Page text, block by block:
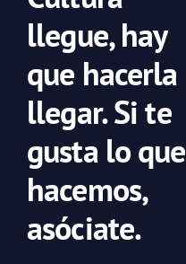
llegue, hay
que hacerla
llegar. Si te
gusta lo que
hacemos,
asóciate.